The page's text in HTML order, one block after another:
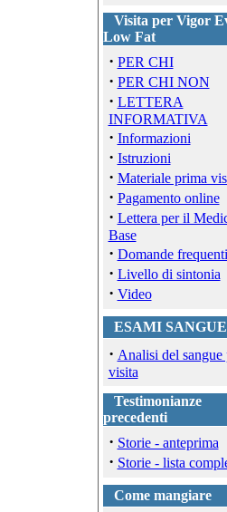
Visita per Vigor
Low Fat
· PER CHI
· PER CHI NON
· LETTERA
INFORMATIVA
· Informazioni
· Istruzioni
· Materiale prima
· Pagamento online
· Lettera per il
Base
· Domande frequenti
· Livello di sintonia
· Video
ESAMI SANGUE
· Analisi del sangue
visita
Testimonianze
precedenti
· Storie - anteprima
· Storie - lista
Come mangiare